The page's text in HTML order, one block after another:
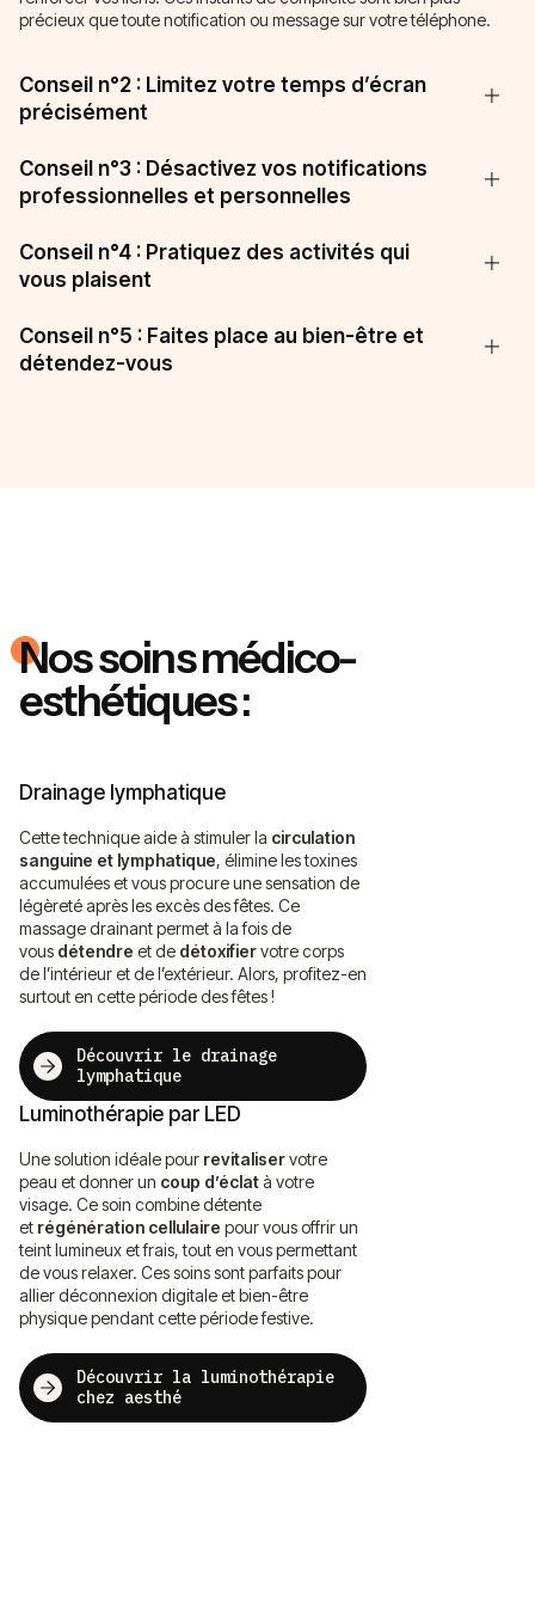
précieux que toute notification ou message sur votre téléphone.
Conseil n°2 : Limitez votre temps d’écran
précisément
Conseil n°3 : Désactivez vos notifications
professionnelles et personnelles
Conseil n°4 : Pratiquez des activités qui
vous plaisent
Conseil n°5 : Faites place au bien-être et
détendez-vous
Nos soins médico-
esthétiques :
Drainage lymphatique
Cette technique aide à stimuler la circulation
sanguine et lymphatique, élimine les toxines
accumulées et vous procure une sensation de
légèreté après les excès des fêtes. Ce
massage drainant permet à la fois de
vous détendre et de détoxifiervotre corps
de l’intérieur et de l’extérieur. Alors, profitez-en
surtout en cette période des fêtes !
Découvrir le drainage
lymphatique
Luminothérapie par LED
Une solution idéale pour revitaliservotre
peau et donner un coup d’éclatà votre
visage. Ce soin combine détente
et régénération cellulaire pour vous offrir un
teint lumineux et frais, tout en vous permettant
de vous relaxer. Ces soins sont parfaits pour
allier déconnexion digitale et bien-être
physique pendant cette période festive.
Découvrir la luminothérapie
chez aesthé